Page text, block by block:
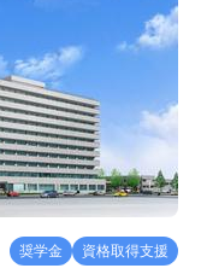
奨学金
資格取得支援